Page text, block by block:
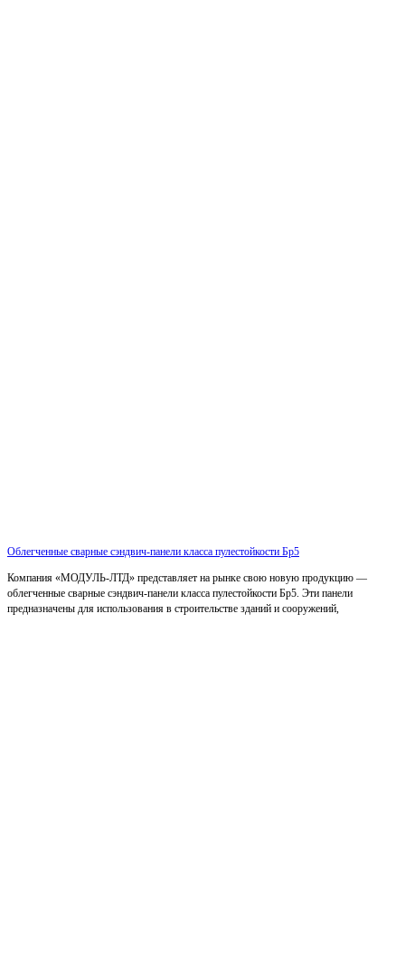
Облегченные сварные сэндвич-панели класса пулестойкости Бр5
Компания «МОДУЛЬ-ЛТД» представляет на рынке свою новую продукцию —
облегченные сварные сэндвич-панели класса пулестойкости Бр5. Эти панели
предназначены для использования в строительстве зданий и сооружений,